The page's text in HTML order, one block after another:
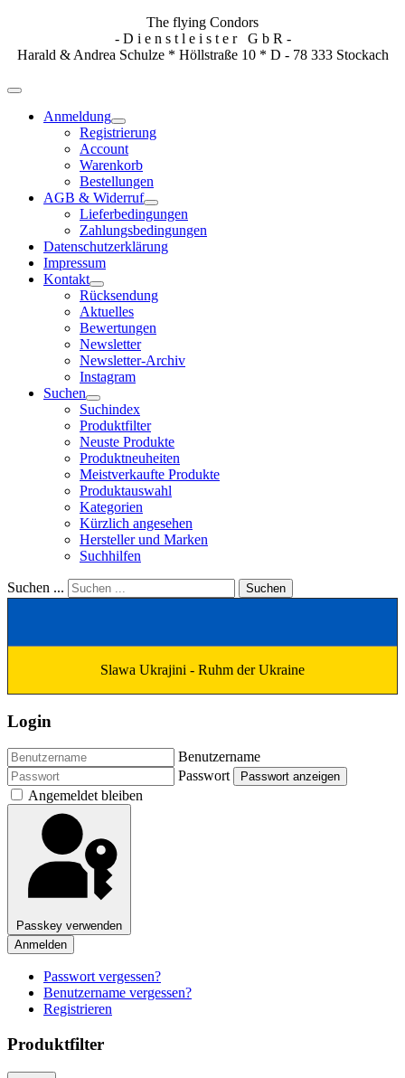
The flying Condors
- D i e n s t l e i s t e r G b R -
Harald & Andrea Schulze * Höllstraße 10 * D - 78 333 Stockach
Anmeldung
Registrierung
Account
Warenkorb
Bestellungen
AGB & Widerruf
Lieferbedingungen
Zahlungsbedingungen
Datenschutzerklärung
Impressum
Kontakt
Rücksendung
Aktuelles
Bewertungen
Newsletter
Newsletter-Archiv
Instagram
Suchen
Suchindex
Produktfilter
Neuste Produkte
Produktneuheiten
Meistverkaufte Produkte
Produktauswahl
Kategorien
Kürzlich angesehen
Hersteller und Marken
Suchhilfen
Suchen ... Suchen
Slawa Ukrajini - Ruhm der Ukraine
Login
Benutzername
Passwort
Passwort anzeigen
Angemeldet bleiben
Passkey verwenden
Anmelden
Passwort vergessen?
Benutzername vergessen?
Registrieren
Produktfilter